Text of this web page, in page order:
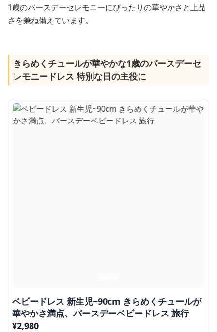
1歳のバースデーセレモニーにぴったりの華やかさと上品
さを兼ね備えています。
きらめくチュールが華やかな1歳のバースデーセ
レモニードレス 特別な日の主役に
ベビードレス 新生児~90cm きらめくチュールが
華やかさ満点、バースデーベビードレス 旅行
¥2,980